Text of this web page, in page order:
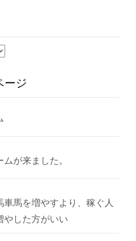
ージ
ムが来ました。
車馬を増やすより、稼ぐ人
やした方がいい